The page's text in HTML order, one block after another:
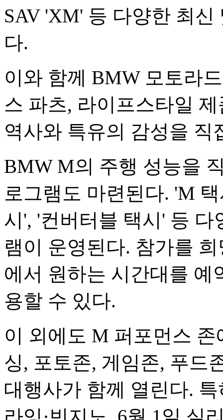
SAV 'XM' 등 다양한 최
다.
이와 함께 BMW 모토라
스 파츠, 라이프스타일
역사와 특유의 감성을 직
BMW M의 주행 성능을
로그램도 마련된다. 'M
시', '컨버터블 택시' 등
램이 운영된다. 참가를
에서 원하는 시간대를 예
용할 수 있다.
이 외에도 M 퍼포먼스
싱, 포토존, 게임존, 푸드
대행사가 함께 열린다.